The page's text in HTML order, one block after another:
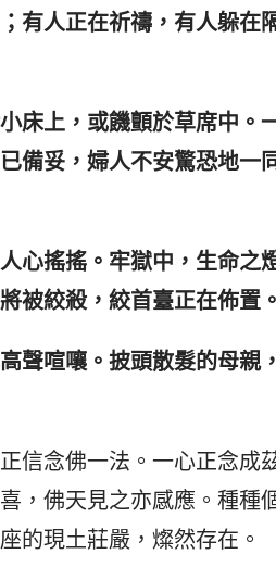
有人正在祈禱，有人躲在
床上，或饑顫於草席中。
備妥，婦人不安驚恐地一
心搖搖。牢獄中，生命之
被絞殺，絞首臺正在佈置。
聲喧嚷。披頭散髮的母親
信念佛一法。一心正念成
，佛天見之亦感應。種種
的現土莊嚴，燦然存在。